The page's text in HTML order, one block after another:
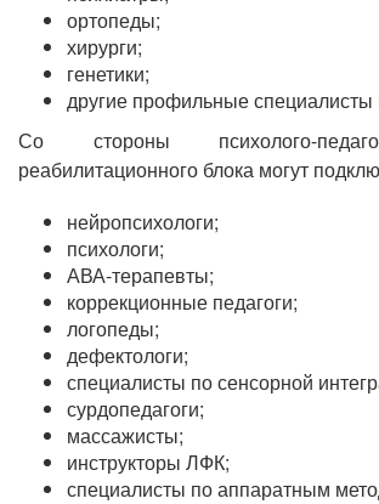
ортопеды;
хирурги;
генетики;
другие профильные специалисты
Со стороны психолого-
реабилитационного блока могут
нейропсихологи;
психологи;
АВА-терапевты;
коррекционные педагоги;
логопеды;
дефектологи;
специалисты по сенсорной
сурдопедагоги;
массажисты;
инструкторы ЛФК;
специалисты по аппаратным